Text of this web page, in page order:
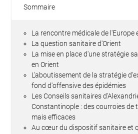
Sommaire
La rencontre médicale de l'Europe
La question sanitaire d'Orient
La mise en place d'une stratégie
en Orient
L'aboutissement de la stratégie
fond d'offensive des épidémies
Les Conseils sanitaires
Constantinople : des courroies
mais efficaces
Au cœur du dispositif sanitaire et